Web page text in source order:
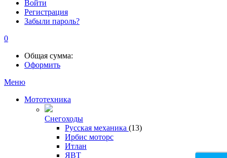
Войти
Регистрация
Забыли пароль?
0
Общая сумма:
Оформить
Меню
Мототехника
Снегоходы
Русская механика (13)
Ирбис моторс
Итлан
ЯВТ